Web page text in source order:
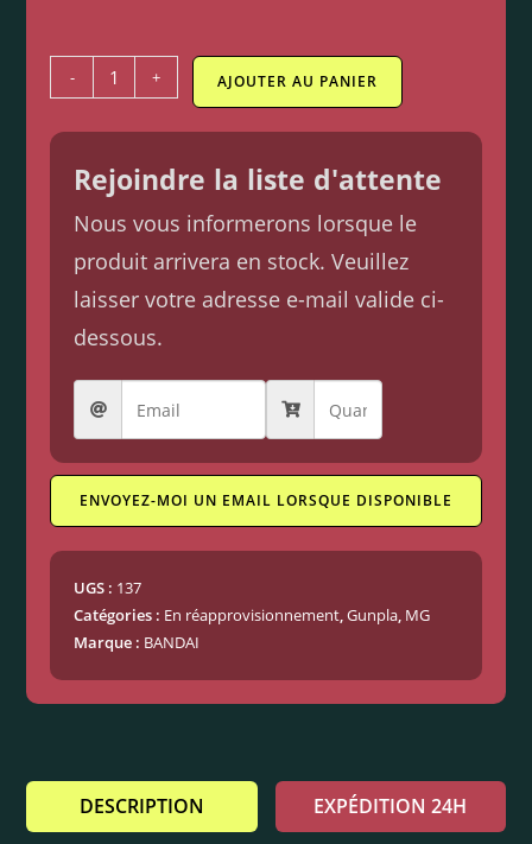
- + AJOUTER AU PANIER
Rejoindre la liste d'attente
Nous vous informerons lorsque le
produit arrivera en stock. Veuillez
laisser votre adresse e-mail valide ci-
dessous.
ENVOYEZ-MOI UN EMAIL LORSQUE DISPONIBLE
UGS : 137
Catégories : En réapprovisionnement,Gunpla, MG
Marque : BANDAI
DESCRIPTION EXPÉDITION 24H